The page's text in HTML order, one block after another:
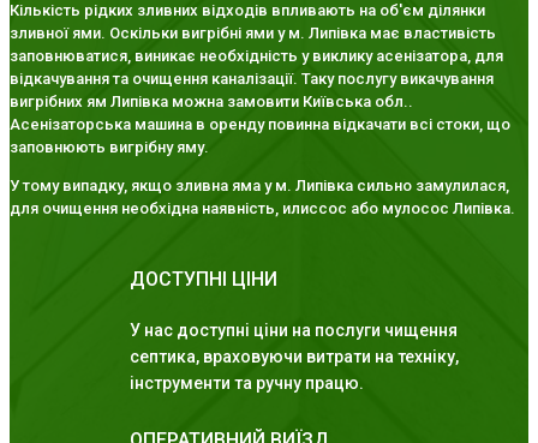
Кількість рідких зливних відходів впливають на об'єм ділянки
зливної ями. Оскільки вигрібні ями у м. Липівка має властивість
заповнюватися, виникає необхідність у виклику асенізатора, для
відкачування та очищення каналізації. Таку послугу викачування
вигрібних ям Липівка можна замовити Київська обл..
Асенізаторська машина в оренду повинна відкачати всі стоки, що
заповнюють вигрібну яму.
У тому випадку, якщо зливна яма у м. Липівка сильно замулилася,
для очищення необхідна наявність, илиссос або мулосос Липівка.
ДОСТУПНІ ЦІНИ
У нас доступні ціни на послуги чищення
септика, враховуючи витрати на техніку,
інструменти та ручну працю.